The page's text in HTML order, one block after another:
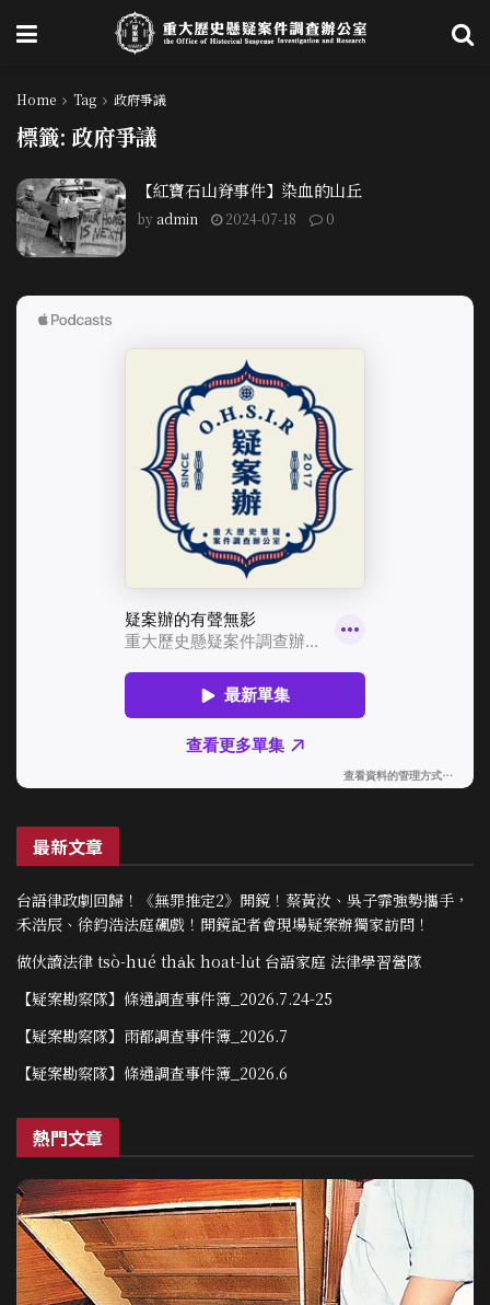
Home Tag 政府爭議
標籤: 政府爭議
【紅寶石山脊事件】染血的山丘
by admin 2024-07-18 0
最新文章
台語律政劇回歸！《無罪推定2》開鏡！蔡黃汝、吳子霏強勢攜手，
禾浩辰、徐鈞浩法庭飆戲！開鏡記者會現場疑案辦獨家訪問！
做伙讀法律 tsò-hué tha̍k hoat-lu̍t 台語家庭 法律學習營隊
【疑案勘察隊】條通調查事件簿_2026.7.24-25
【疑案勘察隊】雨都調查事件簿_2026.7
【疑案勘察隊】條通調查事件簿_2026.6
熱門文章